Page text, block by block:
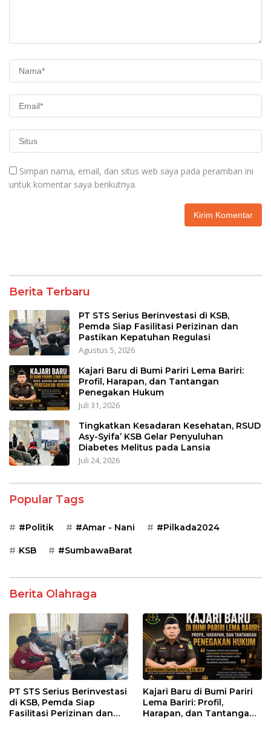
Simpan nama, email, dan situs web saya pada peramban ini
untuk komentar saya berikutnya.
Berita Terbaru
PT STS Serius Berinvestasi di KSB,
Pemda Siap Fasilitasi Perizinan dan
Pastikan Kepatuhan Regulasi
Agustus 5, 2026
Kajari Baru di Bumi Pariri Lema Bariri:
Profil, Harapan, dan Tantangan
Penegakan Hukum
Juli 31, 2026
Tingkatkan Kesadaran Kesehatan, RSUD
Asy-Syifa’ KSB Gelar Penyuluhan
Diabetes Melitus pada Lansia
Juli 24, 2026
Popular Tags
#Politik #Amar - Nani #Pilkada2024
KSB #SumbawaBarat
Berita Olahraga
PT STS Serius Berinvestasi
di KSB, Pemda Siap
Fasilitasi Perizinan dan
Kajari Baru di Bumi Pariri
Lema Bariri: Profil,
Harapan, dan Tantangan